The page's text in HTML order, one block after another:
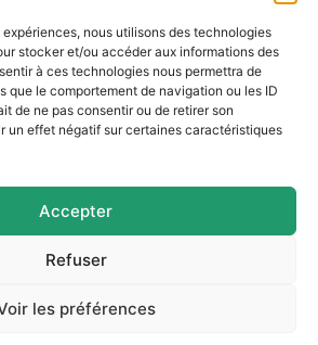
nous utilisons des technologies
stocker et/ou accéder aux informations des
à ces technologies nous permettra de
que le comportement de navigation ou les ID
de ne pas consentir ou de retirer son
un effet négatif sur certaines caractéristiques
Accepter
Refuser
les préférences
: 9h – 12h / Fermé
: 9h – 12h / 14h – 18h30
: 9h – 12h / 14h – 17h
: 9h – 12h / 14h – 16h30
Plan du site
Confidentialité